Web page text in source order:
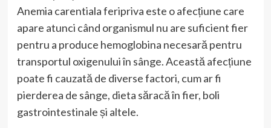
Anemia carentiala feripriva este o afecțiune care
apare atunci când organismul nu are suficient fier
pentru a produce hemoglobina necesară pentru
transportul oxigenului în sânge. Această afecțiune
poate fi cauzată de diverse factori, cum ar fi
pierderea de sânge, dieta săracă în fier, boli
gastrointestinale și altele.